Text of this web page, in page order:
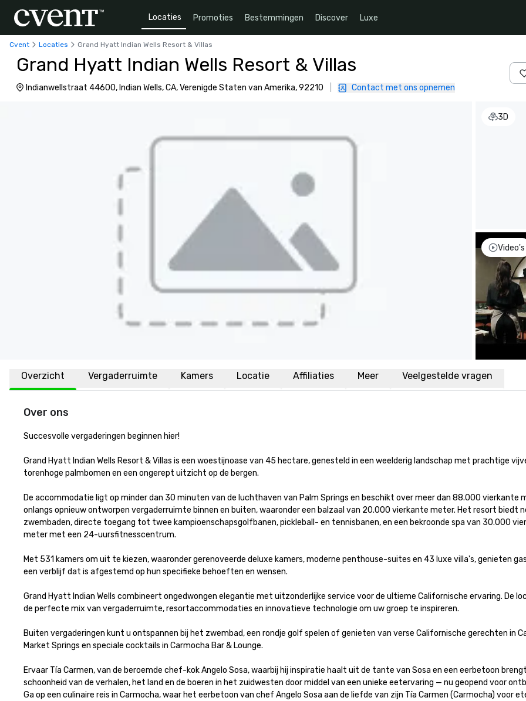
Locaties Promoties Bestemmingen Discover Luxe
Cvent Locaties Grand Hyatt Indian Wells Resort & Villas
Grand Hyatt Indian Wells Resort & Villas
Indianwellstraat 44600, Indian Wells, CA, Verenigde Staten van Amerika, 92210 Contact met ons opnemen
3D
Video's
Overzicht Vergaderruimte Kamers Locatie Affiliaties Meer Veelgestelde vragen
Over ons
Succesvolle vergaderingen beginnen hier!
Grand Hyatt Indian Wells Resort & Villas is een woestijnoase van 45 hectare, genesteld in een weelderig landschap met prachtige
torenhoge palmbomen en een ongerept uitzicht op de bergen.
De accommodatie ligt op minder dan 30 minuten van de luchthaven van Palm Springs en beschikt over meer dan 88.000 vierkante
onlangs opnieuw ontworpen vergaderruimte binnen en buiten, waaronder een balzaal van 20.000 vierkante meter. Het resort biedt
zwembaden, directe toegang tot twee kampioenschapsgolfbanen, pickleball- en tennisbanen, en een bekroonde spa van 30.000
meter met een 24-uursfitnesscentrum.
Met 531 kamers om uit te kiezen, waaronder gerenoveerde deluxe kamers, moderne penthouse-suites en 43 luxe villa's, genieten
een verblijf dat is afgestemd op hun specifieke behoeften en wensen.
Grand Hyatt Indian Wells combineert ongedwongen elegantie met uitzonderlijke service voor de ultieme Californische ervaring. De
de perfecte mix van vergaderruimte, resortaccommodaties en innovatieve technologie om uw groep te inspireren.
Buiten vergaderingen kunt u ontspannen bij het zwembad, een rondje golf spelen of genieten van verse Californische gerechten in
Market Springs en speciale cocktails in Carmocha Bar & Lounge.
Ervaar Tía Carmen, van de beroemde chef-kok Angelo Sosa, waarbij hij inspiratie haalt uit de tante van Sosa en een eerbetoon
schoonheid van de verhalen, het land en de boeren in het zuidwesten door middel van een unieke eetervaring — nu geopend voor
Ga op een culinaire reis in Carmocha, waar het eerbetoon van chef Angelo Sosa aan de liefde van zijn Tía Carmen (Carmocha) voor